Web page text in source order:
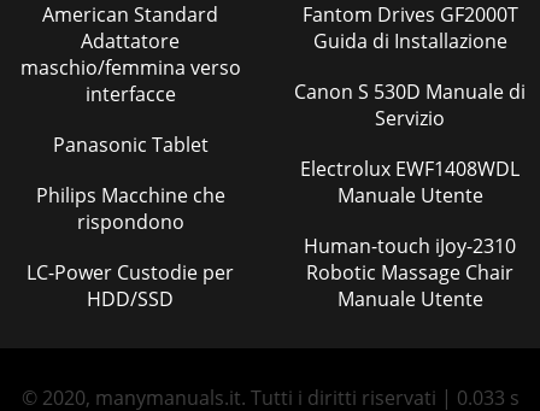
American Standard
Adattatore
maschio/femmina verso
interfacce
Panasonic Tablet
Philips Macchine che
rispondono
LC-Power Custodie per
HDD/SSD
Fantom Drives GF2000T
Guida di Installazione
Canon S 530D Manuale di
Servizio
Electrolux EWF1408WDL
Manuale Utente
Human-touch iJoy-2310
Robotic Massage Chair
Manuale Utente
© 2020, manymanuals.it. Tutti i diritti riservati | 0.033 s